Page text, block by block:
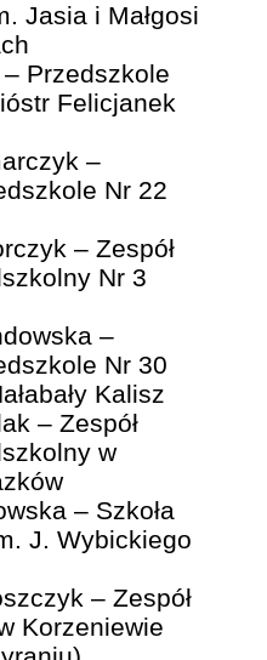
Jasia i Małgosi
Przedszkole
Felicjanek
–
Nr 22
– Zespół
Nr 3
–
Nr 30
Kalisz
– Zespół
w
– Szkoła
J. Wybickiego
– Zespół
Korzeniewie